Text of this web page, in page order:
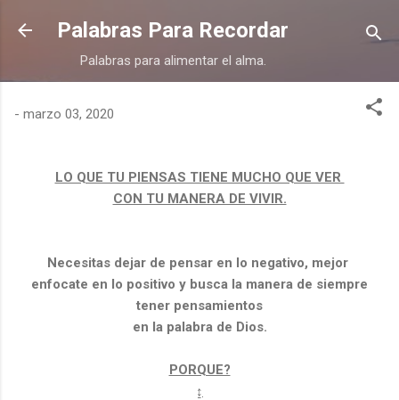
Ir al contenido principal
Palabras Para Recordar
Palabras para alimentar el alma.
- marzo 03, 2020
LO QUE TU PIENSAS TIENE MUCHO QUE VER
CON TU MANERA DE VIVIR.
Necesitas dejar de pensar en lo negativo, mejor
enfocate en lo positivo y busca la manera de siempre
tener pensamientos
en la palabra de Dios.
PORQUE?
↨